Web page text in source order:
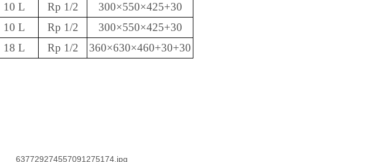
10 L Rp 1/2
300×550×425+30
10 L Rp 1/2
300×550×425+30
18 L Rp 1/2
360×630×460+30+30